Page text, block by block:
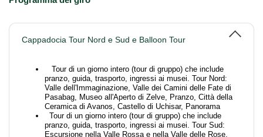
Cappadocia Tour Nord e Sud e Balloon Tour
Tour di un giorno intero (tour di gruppo) che include
pranzo, guida, trasporto, ingressi ai musei. Tour Nord:
Valle dell'Immaginazione, Valle dei Camini delle Fate di
Pasabag, Museo all'Aperto di Zelve, Pranzo, Città della
Ceramica di Avanos, Castello di Uchisar, Panorama
Tour di un giorno intero (tour di gruppo) che include
pranzo, guida, trasporto, ingressi ai musei. Tour Sud:
Escursione nella Valle Rossa e nella Valle delle Rose,